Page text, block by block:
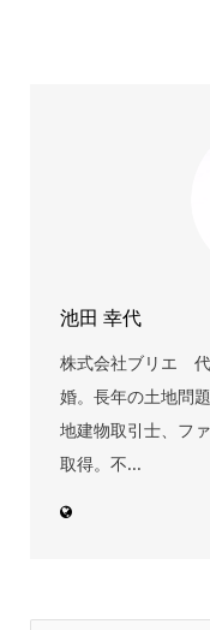
池田 幸代
株式会社ブリエ
婚。長年の土地問
地建物取引士、フ
取得。不...